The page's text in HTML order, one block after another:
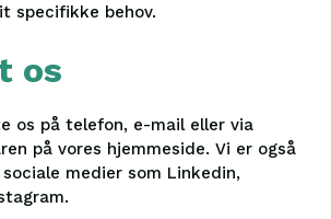
specifikke behov.
os
os på telefon, e-mail eller via
på vores hjemmeside. Vi er også
medier som Linkedin,